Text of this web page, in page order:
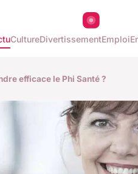
CultureDivertissementEmploi
efficace le Phi Santé ?